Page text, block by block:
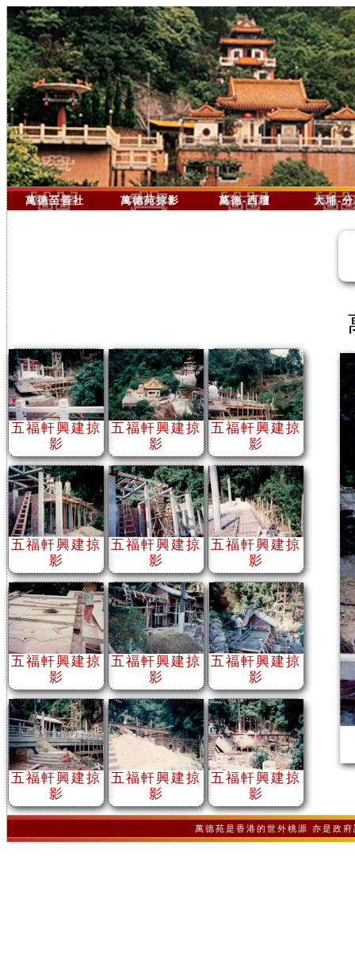
萬德至善社 萬德苑掠影 萬德-西壇 大埔-
五福軒興建掠
影
五福軒興建掠
影
五福軒興建掠
影
五福軒興建掠
影
五福軒興建掠
影
五福軒興建掠
影
五福軒興建掠
影
五福軒興建掠
影
五福軒興建掠
影
五福軒興建掠
影
五福軒興建掠
影
五福軒興建掠
影
萬德苑是香港的世外桃源 亦是